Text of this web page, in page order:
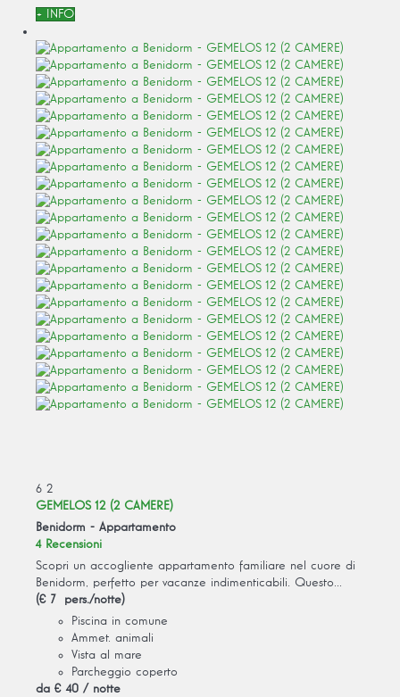
+ INFO
6 2
GEMELOS 12 (2 CAMERE)
Benidorm - Appartamento
4 Recensioni
Scopri un accogliente appartamento familiare nel cuore di
Benidorm, perfetto per vacanze indimenticabili. Questo...
(€ 7 pers./notte)
Piscina in comune
Ammet. animali
Vista al mare
Parcheggio coperto
da € 40 / notte